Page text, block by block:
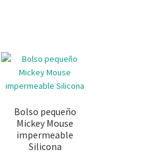
Bolso pequeño
Mickey Mouse
impermeable
Silicona